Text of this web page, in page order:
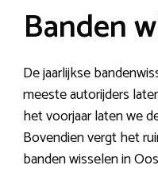
Banden
De jaarlijkse
meeste autorijders
het voorjaar laten we
Bovendien vergt het
banden wisselen in